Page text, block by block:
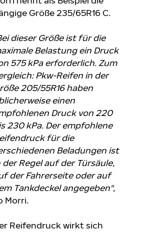
Größe 235/65R16 C.
dieser Größe ist für die
Belastung ein Druck
575 kPa erforderlich. Zum
Pkw-Reifen in der
205/55R16 haben
einen
Druck von 220
230 kPa. Der empfohlene
für die
Beladungen ist
der Regel auf der Türsäule,
der Fahrerseite oder auf
Tankdeckel angegeben",
Morri.
Reifendruck wirkt sich